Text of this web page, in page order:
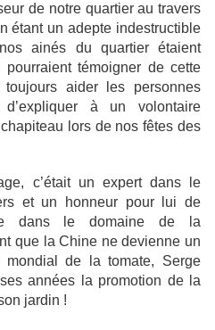
de notre quartier au travers
étant un adepte indestructible
ainés du quartier étaient
témoigner de cette
aider les personnes
à un volontaire
lors de nos fêtes des
c’était un expert dans le
et un honneur pour lui de
dans le domaine de la
que la Chine ne devienne un
de la tomate, Serge
années la promotion de la
jardin !